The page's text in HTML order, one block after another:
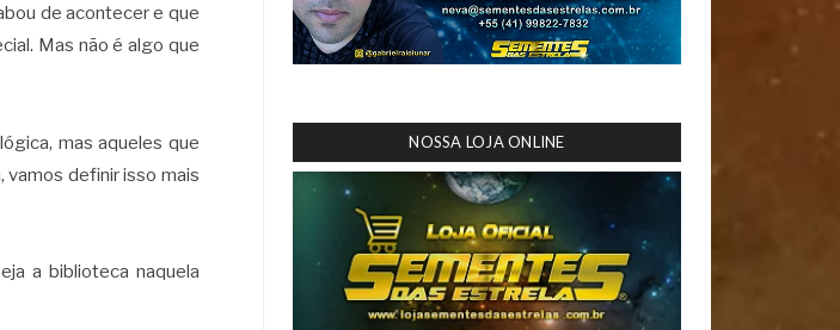
de acontecer e que
Mas não é algo que
mas aqueles que
vamos definir isso mais
a biblioteca naquela
NOSSA LOJA ONLINE